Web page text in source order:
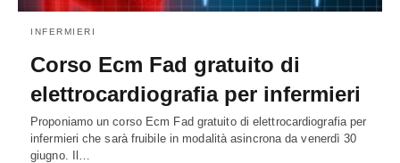
INFERMIERI
Corso Ecm Fad gratuito di
elettrocardiografia per infermieri
Proponiamo un corso Ecm Fad gratuito di elettrocardiografia per
infermieri che sarà fruibile in modalità asincrona da venerdì 30
giugno. Il…